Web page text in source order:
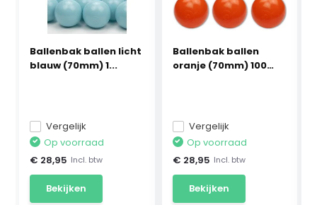
Ballenbak ballen licht
blauw (70mm) 1...
Vergelijk
Op voorraad
€ 28,95 Incl. btw
Bekijken
Ballenbak ballen
oranje (70mm) 100
Vergelijk
Op voorraad
€ 28,95 Incl. btw
Bekijken